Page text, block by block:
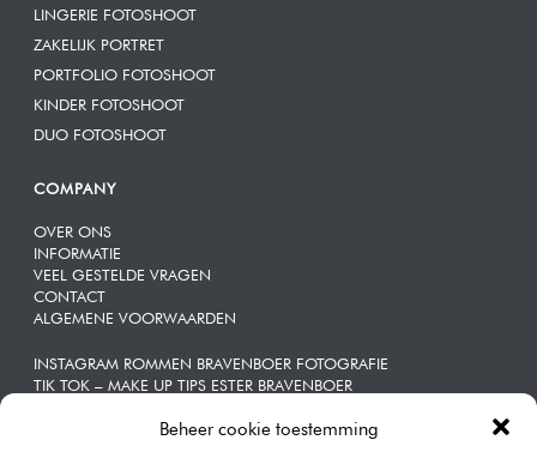
Beheer cookie toestemming
LINGERIE FOTOSHOOT
ZAKELIJK PORTRET
PORTFOLIO FOTOSHOOT
KINDER FOTOSHOOT
DUO FOTOSHOOT
COMPANY
OVER ONS
INFORMATIE
VEEL GESTELDE VRAGEN
CONTACT
ALGEMENE VOORWAARDEN
INSTAGRAM ROMMEN BRAVENBOER FOTOGRAFIE
TIK TOK – MAKE UP TIPS ESTER BRAVENBOER
ZAKELIJKE | PORTRETTEN